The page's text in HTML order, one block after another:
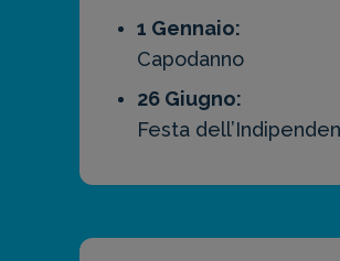
1 Gennaio:
Capodanno
26 Giugno:
Festa